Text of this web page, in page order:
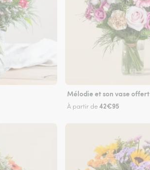
Mélodie et son vase offert
À partir de42€95